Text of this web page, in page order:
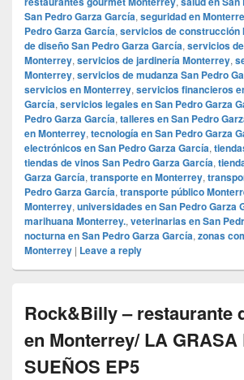
San Pedro Garza García, seguridad en
Pedro Garza García, servicios de construcción
de diseño San Pedro Garza García, servicios
Monterrey, servicios de jardinería Monterrey,
Monterrey, servicios de mudanza San Pedro
servicios en Monterrey, servicios financieros
García, servicios legales en San Pedro Garza
Pedro Garza García, talleres en San Pedro
en Monterrey, tecnología en San Pedro Garza
electrónicos en San Pedro Garza García,
tiendas de vinos San Pedro Garza García,
Garza García, transporte en Monterrey,
Pedro Garza García, transporte público
Monterrey, universidades en San Pedro Garza
marihuana Monterrey., veterinarias en San
nocturna en San Pedro Garza García, zonas
Monterrey | Leave a reply
Rock&Billy – restaurante
en Monterrey/ LA GRASA
SUEÑOS EP5